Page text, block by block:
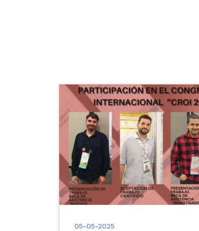
05-05-2025